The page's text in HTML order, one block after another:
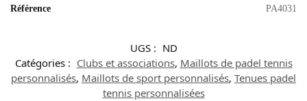
Référence PA4031
UGS : ND
Catégories : Clubs et associations, Maillots de padel tennis
personnalisés, Maillots de sport personnalisés, Tenues padel
tennis personnalisées